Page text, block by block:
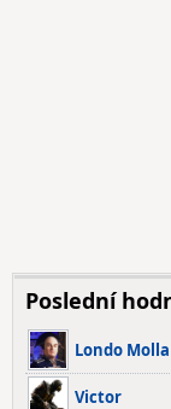
Poslední
Londo
Victor